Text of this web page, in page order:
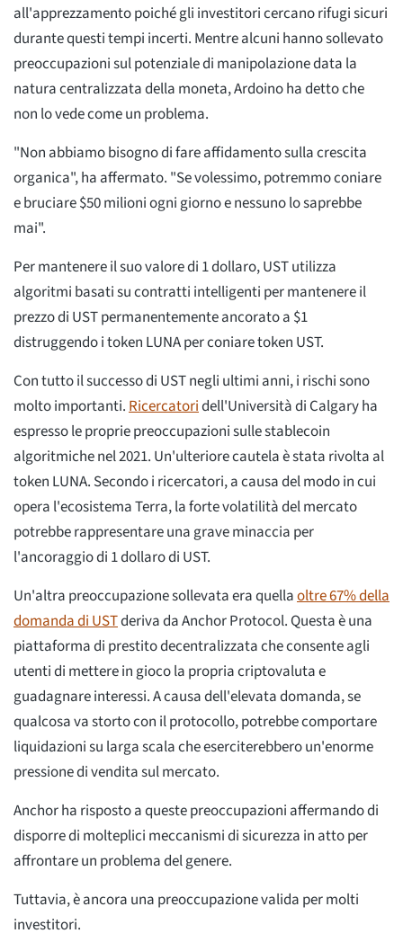
all'apprezzamento poiché gli investitori cercano rifugi sicuri
durante questi tempi incerti. Mentre alcuni hanno sollevato
preoccupazioni sul potenziale di manipolazione data la
natura centralizzata della moneta, Ardoino ha detto che
non lo vede come un problema.
"Non abbiamo bisogno di fare affidamento sulla crescita
organica", ha affermato. "Se volessimo, potremmo coniare
e bruciare $50 milioni ogni giorno e nessuno lo saprebbe
mai".
Per mantenere il suo valore di 1 dollaro, UST utilizza
algoritmi basati su contratti intelligenti per mantenere il
prezzo di UST permanentemente ancorato a $1
distruggendo i token LUNA per coniare token UST.
Con tutto il successo di UST negli ultimi anni, i rischi sono
molto importanti. Ricercatoridell'Università di Calgary ha
espresso le proprie preoccupazioni sulle stablecoin
algoritmiche nel 2021. Un'ulteriore cautela è stata rivolta al
token LUNA. Secondo i ricercatori, a causa del modo in cui
opera l'ecosistema Terra, la forte volatilità del mercato
potrebbe rappresentare una grave minaccia per
l'ancoraggio di 1 dollaro di UST.
Un'altra preoccupazione sollevata era quellaoltre 67% della
domanda di USTderiva da Anchor Protocol. Questa è una
piattaforma di prestito decentralizzata che consente agli
utenti di mettere in gioco la propria criptovaluta e
guadagnare interessi. A causa dell'elevata domanda, se
qualcosa va storto con il protocollo, potrebbe comportare
liquidazioni su larga scala che eserciterebbero un'enorme
pressione di vendita sul mercato.
Anchor ha risposto a queste preoccupazioni affermando di
disporre di molteplici meccanismi di sicurezza in atto per
affrontare un problema del genere.
Tuttavia, è ancora una preoccupazione valida per molti
investitori.